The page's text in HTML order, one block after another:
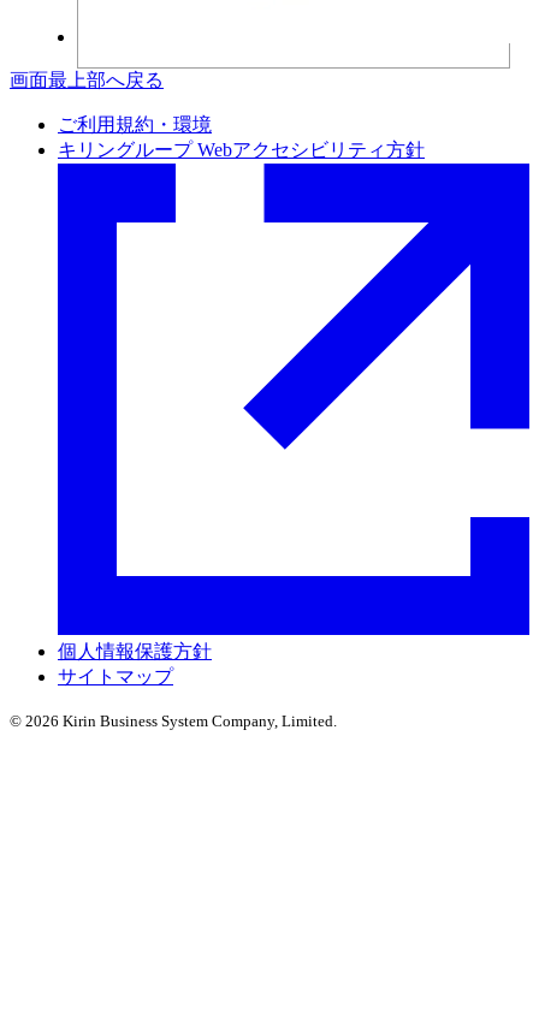
画面最上部へ戻る
ご利用規約・環境
キリングループ Webアクセシビリティ方針
個人情報保護方針
サイトマップ
© 2026 Kirin Business System Company, Limited.